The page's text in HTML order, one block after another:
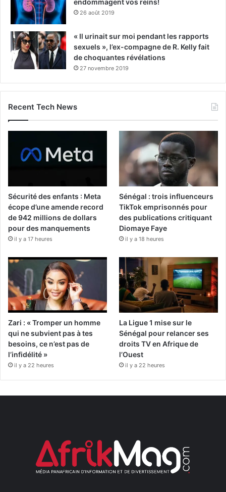
26 août 2019
« Il urinait sur moi pendant les rapports
sexuels », l’ex-compagne de R. Kelly fait
de choquantes révélations
27 novembre 2019
Recent Tech News
Sécurité des enfants : Meta
écope d’une amende record
de 942 millions de dollars
pour des manquements
il y a 17 heures
Sénégal : trois influenceurs
TikTok emprisonnés pour
des publications critiquant
Diomaye Faye
il y a 18 heures
Zari : « Tromper un homme
qui ne subvient pas à tes
besoins, ce n’est pas de
l’infidélité »
il y a 22 heures
La Ligue 1 mise sur le
Sénégal pour relancer ses
droits TV en Afrique de
l’Ouest
il y a 22 heures